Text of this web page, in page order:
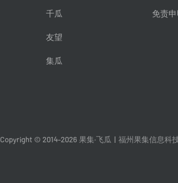
千瓜
友望
集瓜
免责
Copyright © 2014-2026 果集·飞瓜 福州果集信息科